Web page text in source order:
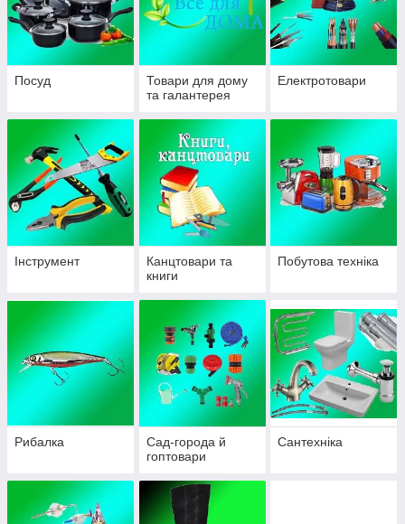
Посуд
Товари для дому
та галантерея
Електротовари
Інструмент
Канцтовари та
книги
Побутова техніка
Рибалка
Сад-города й
гоптовари
Сантехніка